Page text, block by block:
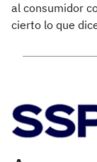
al consumidor
cierto lo que